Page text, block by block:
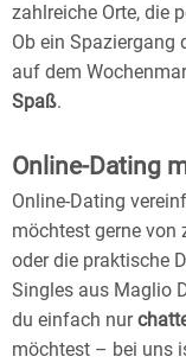
zahlreiche Orte, die
Ob ein Spaziergang
auf dem
Spaß.
Online-Dating
Online-Dating
möchtest gerne von
oder die praktische
Singles aus Maglio
du einfach nur
möchtest – bei uns